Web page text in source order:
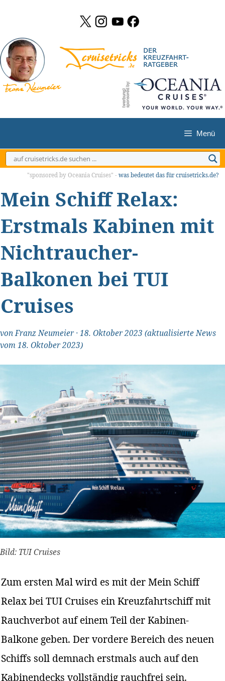
springen
Menü
"sponsored by Oceania Cruises" - was bedeutet das für cruisetricks.de?
Mein Schiff Relax:
Erstmals Kabinen mit
Nichtraucher-
Balkonen bei TUI
Cruises
vonFranz Neumeier·18. Oktober 2023 (aktualisierte News
vom 18. Oktober 2023)
Bild: TUI Cruises
Zum ersten Mal wird es mit der Mein Schiff
Relax bei TUI Cruises ein Kreuzfahrtschiff mit
Rauchverbot auf einem Teil der Kabinen-
Balkone geben. Der vordere Bereich des neuen
Schiffs soll demnach erstmals auch auf den
Kabinendecks vollständig rauchfrei sein.